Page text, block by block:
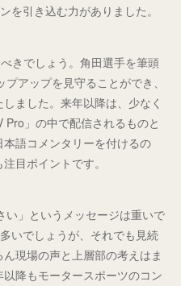
を引き込む力がありました。
きでしょう。角田選手を筆頭
アップを見守ることができ、
ました。来年以降は、少なく
」の中で配信されるものと
語コメンタリーを付けるの
目ポイントです。
い」というメッセージは重いで
いでしょうが、それでも見続
現場の声と上層部の考えはま
降もモータースポーツのコン